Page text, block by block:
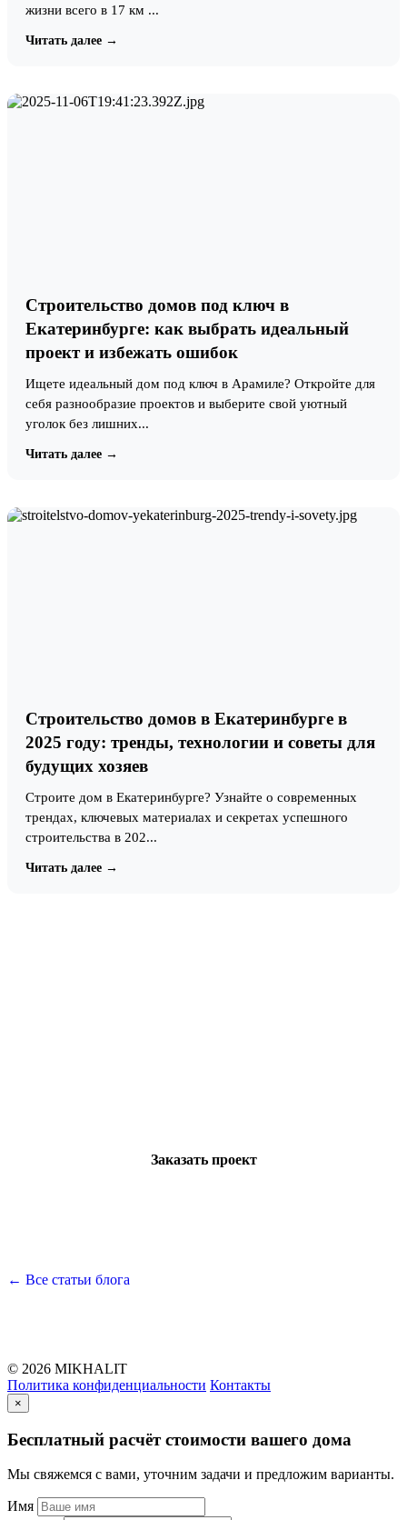
жизни всего в 17 км ...
Читать далее →
Строительство домов под ключ в
Екатеринбурге: как выбрать идеальный
проект и избежать ошибок
Ищете идеальный дом под ключ в Арамиле? Откройте для
себя разнообразие проектов и выберите свой уютный
уголок без лишних...
Читать далее →
Строительство домов в Екатеринбурге в
2025 году: тренды, технологии и советы для
будущих хозяев
Строите дом в Екатеринбурге? Узнайте о современных
трендах, ключевых материалах и секретах успешного
строительства в 202...
Читать далее →
Заказать проект
← Все статьи блога
© 2026 MIKHALIT
Политика конфиденциальности Контакты
×
Бесплатный расчёт стоимости вашего дома
Мы свяжемся с вами, уточним задачи и предложим варианты.
Имя